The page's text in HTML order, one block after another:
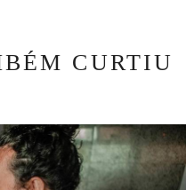
CURTIU